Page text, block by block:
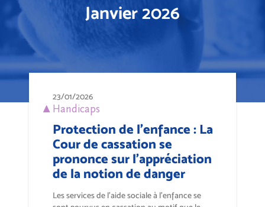
Janvier 2026
23/01/2026
Handicaps
Protection de l'enfance : La
Cour de cassation se
prononce sur l'appréciation
de la notion de danger
Les services de l'aide sociale à l'enfance se